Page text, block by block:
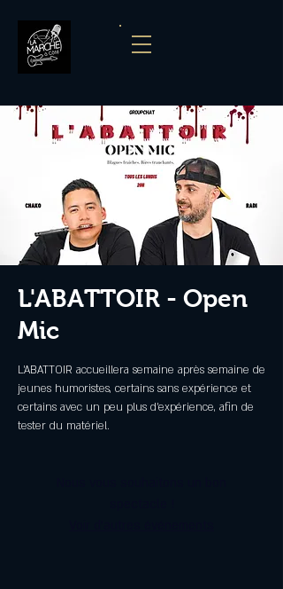
L'ABATTOIR - Open
Mic
L'ABATTOIR accueillera semaine après semaine de
jeunes humoristes, certains sans expérience et
certains avec un peu plus d'expérience, afin de
tester du matériel.